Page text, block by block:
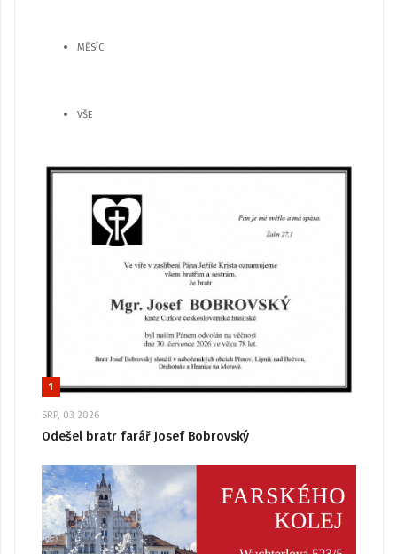
MĚSÍC
VŠE
1
SRP, 03 2026
Odešel bratr farář Josef Bobrovský